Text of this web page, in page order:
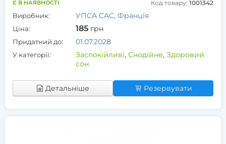
Є В НАЯВНОСТІ Код товару: 1001342
Виробник: УПСА САС, Франція
Ціна: 185 грн
Придатний до: 01.07.2028
У категорії: Заспокійливі, Снодійне, Здоровий
сон
Детальніше Резервувати